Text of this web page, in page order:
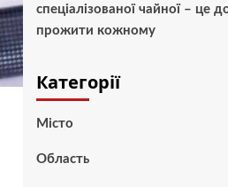
спеціалізованої чайної – це
прожити кожному
Категорії
Місто
Область